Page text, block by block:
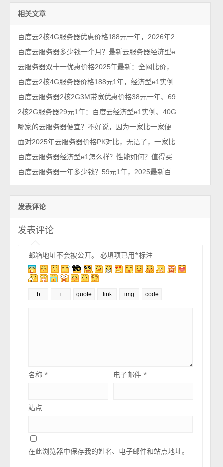
相关文章
发表评论
发表评论
邮箱地址不会被公开。 必填项已用*标注
名称* 电子邮件*
站点
在此浏览器中保存我的姓名、电子邮件和站点地址。